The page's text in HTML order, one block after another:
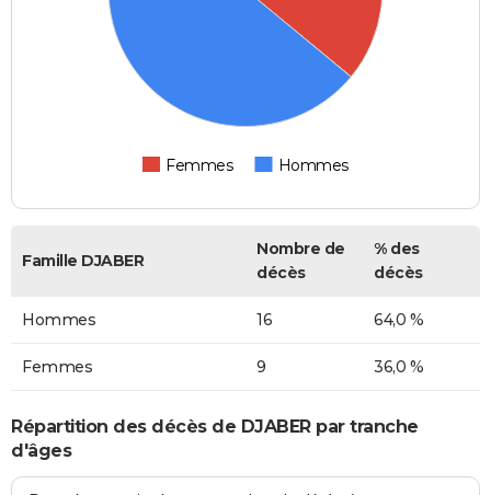
Femmes Hommes
Famille DJABER
Nombre de
décès
% des
décès
Hommes 16 64,0 %
Femmes 9 36,0 %
Répartition des décès de DJABER par tranche
d'âges